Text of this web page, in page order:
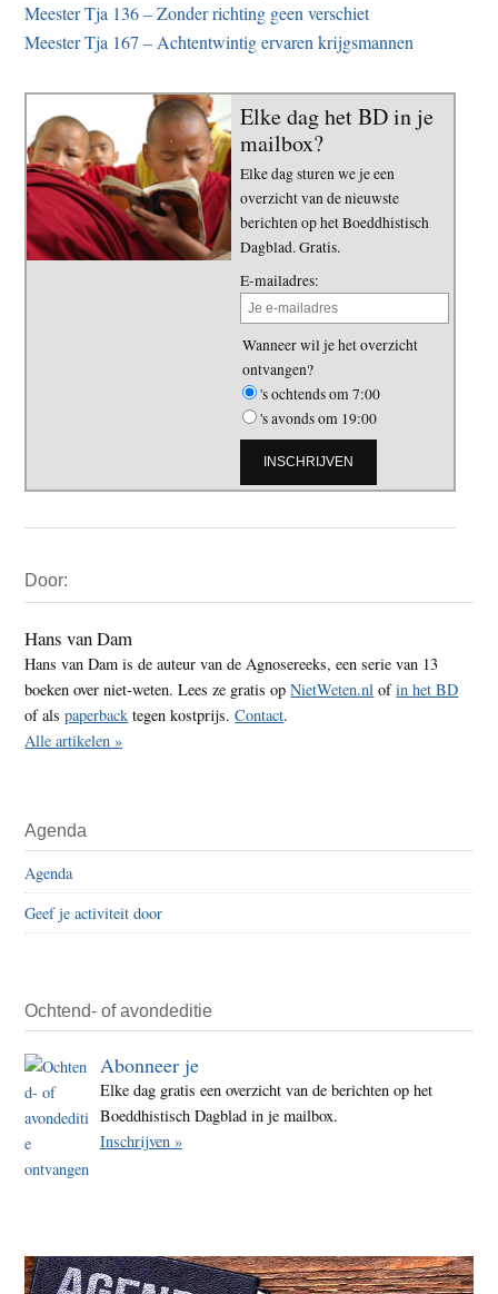
Meester Tja 136 – Zonder richting geen verschiet
Meester Tja 167 – Achtentwintig ervaren krijgsmannen
Elke dag het BD in je
mailbox?
Elke dag sturen we je een
overzicht van de nieuwste
berichten op het Boeddhistisch
Dagblad. Gratis.
E-mailadres:
Wanneer wil je het overzicht
ontvangen?
's ochtends om 7:00
's avonds om 19:00
Sidebar
Door:
Hans van Dam
Hans van Dam is de auteur van de Agnosereeks, een serie van 13
boeken over niet-weten. Lees ze gratis opNietWeten.nl ofin het BD
of alspaperback tegen kostprijs.Contact.
Alle artikelen »
Agenda
Agenda
Geef je activiteit door
Ochtend- of avondeditie
Abonneer je
Elke dag gratis een overzicht van de berichten op het
Boeddhistisch Dagblad in je mailbox.
Inschrijven »